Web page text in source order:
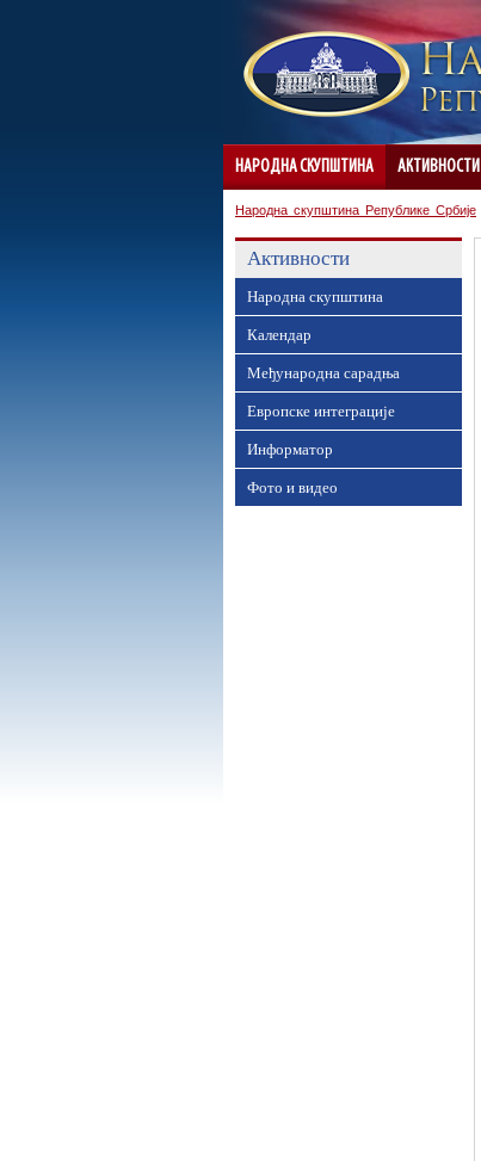
НАРОДНА СКУПШТИНА АКТИВНОСТИ
Народна скупштина Републике Србије
Активности
Народна скупштина
Календар
Међународна сарадња
Европске интеграције
Информатор
Фото и видео